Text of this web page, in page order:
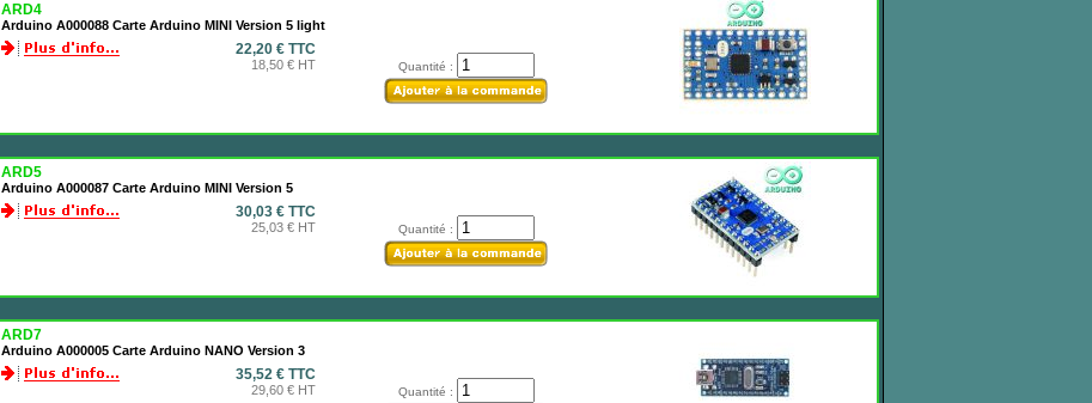
ARD4
Arduino A000088 Carte Arduino MINI Version 5 light
22,20 € TTC
18,50 € HT Quantité :
ARD5
Arduino A000087 Carte Arduino MINI Version 5
30,03 € TTC
25,03 € HT Quantité :
ARD7
Arduino A000005 Carte Arduino NANO Version 3
35,52 € TTC
29,60 € HT Quantité :